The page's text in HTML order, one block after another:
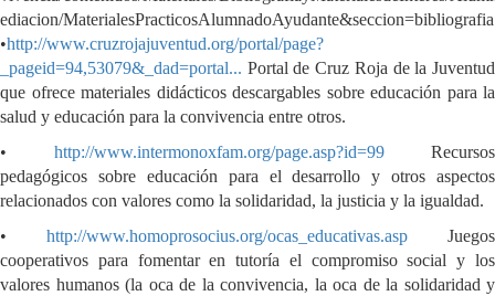
ediacion/MaterialesPracticosAlumnadoAyudante&seccion=bibliografia
•http://www.cruzrojajuventud.org/portal/page?
_pageid=94,53079&_dad=portal... Portal de Cruz Roja de la Juventud
que ofrece materiales didácticos descargables sobre educación para la
salud y educación para la convivencia entre otros.
• http://www.intermonoxfam.org/page.asp?id=99Recursos
pedagógicos sobre educación para el desarrollo y otros aspectos
relacionados con valores como la solidaridad, la justicia y la igualdad.
• http://www.homoprosocius.org/ocas_educativas.asp Juegos
cooperativos para fomentar en tutoría el compromiso social y los
valores humanos (la oca de la convivencia, la oca de la solidaridad y